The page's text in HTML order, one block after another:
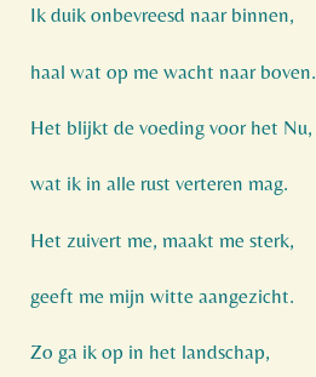
Ik duik onbevreesd naar binnen,
haal wat op me wacht naar boven.
Het blijkt de voeding voor het Nu,
wat ik in alle rust verteren mag.
Het zuivert me, maakt me sterk,
geeft me mijn witte aangezicht.
Zo ga ik op in het landschap,